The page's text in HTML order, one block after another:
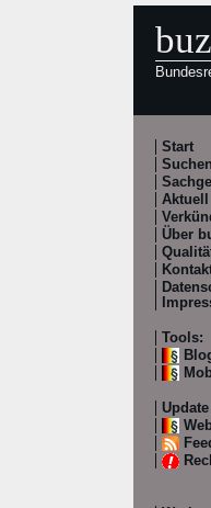
Start
Suchen
Aktuell
Über
Tools: